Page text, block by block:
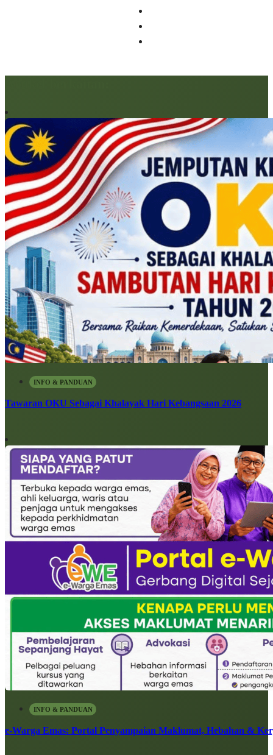
INFO & PANDUAN
Tawaran OKU Sebagai Khalayak Hari Kebangsaan 2026
INFO & PANDUAN
e-Warga Emas: Portal Penyampaian Maklumat, Hebahan &